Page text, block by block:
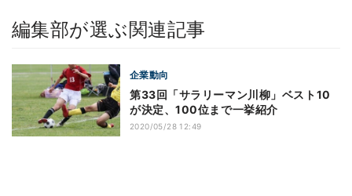
編集部が選ぶ関連記事
企業動向
第33回「サラリーマン川柳」ベスト10
が決定、100位まで一挙紹介
2020/05/28 12:49